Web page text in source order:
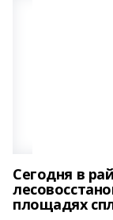
Сегодня в
площадях